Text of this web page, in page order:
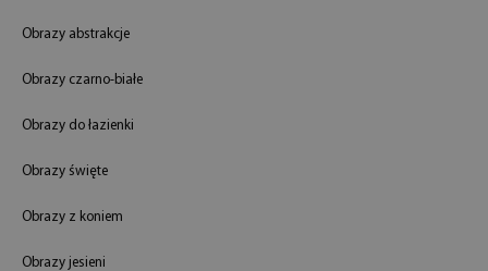
Obrazy abstrakcje
Obrazy czarno-białe
Obrazy do łazienki
Obrazy święte
Obrazy z koniem
Obrazy jesieni